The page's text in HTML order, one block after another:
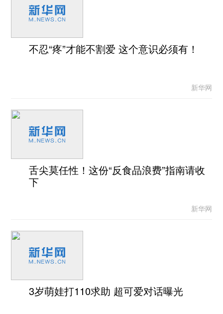
不忍“疼”才能不割爱 这个意识必须有！
新华网
舌尖莫任性！这份“反食品浪费”指南请收
下
新华网
3岁萌娃打110求助 超可爱对话曝光